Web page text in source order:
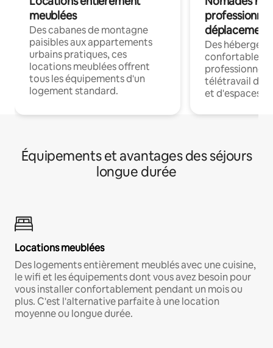
meublées
Des cabanes de montagne
paisibles aux appartements
urbains pratiques, ces
locations meublées offrent
tous les équipements d'un
logement standard.
déplacement
Des
confortables
professionnels
télétravail
et d'espaces
Équipements et avantages des séjours
longue durée
Locations meublées
Des logements entièrement meublés avec une cuisine,
le wifi et les équipements dont vous avez besoin pour
vous installer confortablement pendant un mois ou
plus. C'est l'alternative parfaite à une location
moyenne ou longue durée.